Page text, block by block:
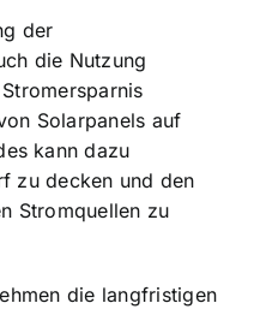
der
die Nutzung
Solarpanels auf
kann dazu
zu decken und den
Stromquellen zu
die langfristigen